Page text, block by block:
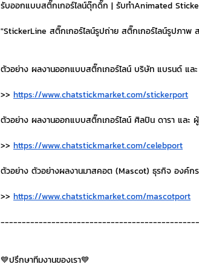
รับออกแบบสติ๊กเกอร์ไลน์ดุ๊กดิ๊ก | รับทำAnimated
"StickerLine สติ๊กเกอร์ไลน์รูปถ่าย สติ๊กเกอร์ไลน์รูปภาพ
ตัวอย่าง ผลงานออกแบบสติ๊กเกอร์ไลน์ บริษัท แบรนด์ แล
>> https://www.chatstickmarket.com/stickerport
ตัวอย่าง ผลงานออกแบบสติ๊กเกอร์ไลน์ ศิลปิน ดารา และ
>> https://www.chatstickmarket.com/celebport
ตัวอย่าง ตัวอย่างผลงานมาสคอต (Mascot) ธุรกิจ องค์ก
>> https://www.chatstickmarket.com/mascotport
💙ปรึกษาทีมงานของเรา💙